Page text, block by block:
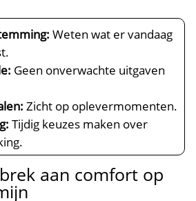
Weten wat er vandaag
Geen onverwachte uitgaven
Zicht op oplevermomenten.​
Tijdig keuzes maken over
aan comfort op